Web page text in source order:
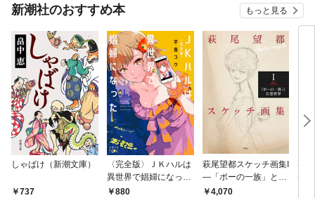
新潮社のおすすめ本 もっと見る
しゃばけ（新潮文庫）
737
〈完全版〉ＪＫハルは
異世界で娼婦になった
（新潮文庫nex）
880
萩尾望都スケッチ画集I
—「ポーの一族」と幻
想世界—
4,070
は
ゼ